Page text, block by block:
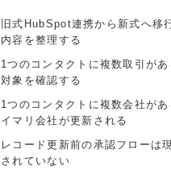
旧式HubSpot連携から新式へ移
内容を整理する
1つのコンタクトに複数取引が
対象を確認する
1つのコンタクトに複数会社があ
イマリ会社が更新される
レコード更新前の承認フローは
されていない